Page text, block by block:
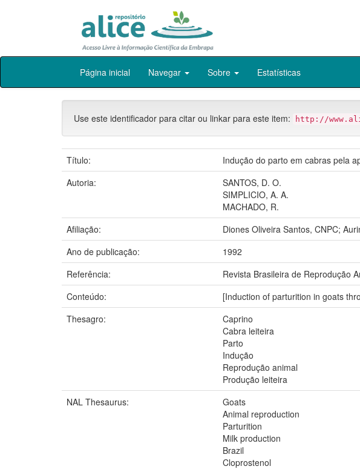
Skip
Página inicial Navegar Sobre Estatísticas
Use este identificador para citar ou linkar para este item: http://
Título:
Indução do parto em cabras pela
Autoria:
SANTOS, D. O.
SIMPLICIO, A. A.
MACHADO, R.
Afiliação:
Diones Oliveira Santos, CNPC;
Ano de publicação:
1992
Referência:
Revista Brasileira de Reprodução
Conteúdo:
[Induction of parturition in goats
Thesagro:
Caprino
Cabra leiteira
Parto
Indução
Reprodução animal
Produção leiteira
NAL Thesaurus:
Goats
Animal reproduction
Parturition
Milk production
Brazil
Cloprostenol